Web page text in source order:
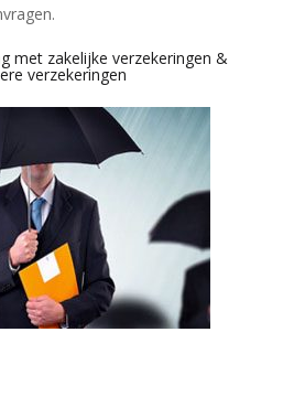
met zakelijke verzekeringen &
verzekeringen